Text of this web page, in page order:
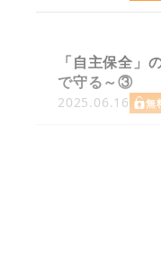
「自主保全」
で守る～③
2025.06.16 無